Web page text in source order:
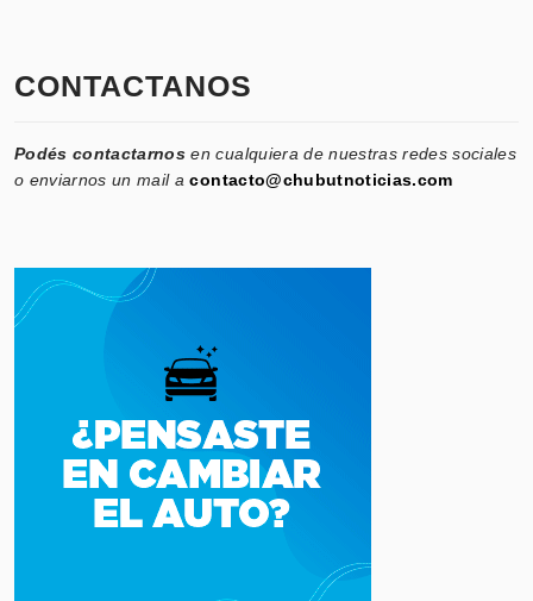
CONTACTANOS
Podés contactarnos en cualquiera de nuestras redes sociales
o enviarnos un mail acontacto@chubutnoticias.com